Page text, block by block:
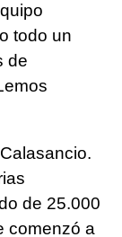
todo un
de
de 25.000
comenzó a